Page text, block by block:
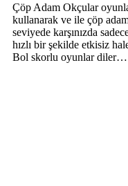
Çöp Adam Okçular
kullanarak ve ile çöp
seviyede karşınızda
hızlı bir şekilde etkisiz
Bol skorlu oyunlar diler…